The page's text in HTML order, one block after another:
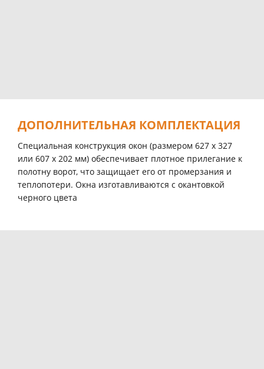
ДОПОЛНИТЕЛЬНАЯ КОМПЛЕКТАЦИЯ
Специальная конструкция окон (размером 627 х 327
или 607 х 202 мм) обеспечивает плотное прилегание к
полотну ворот, что защищает его от промерзания и
теплопотери. Окна изготавливаются с окантовкой
черного цвета